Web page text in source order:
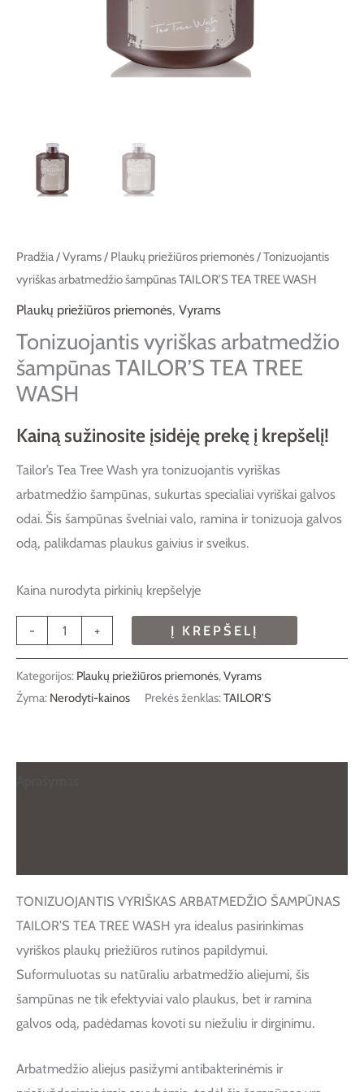
Pradžia/Vyrams/ Plaukų priežiūros priemonės/ Tonizuojantis
vyriškas arbatmedžio šampūnas TAILOR’S TEA TREE WASH
Plaukų priežiūros priemonės, Vyrams
Tonizuojantis vyriškas arbatmedžio
šampūnas TAILOR’S TEA TREE
WASH
Kainą sužinosite įsidėję prekę į krepšelį!
Tailor’s Tea Tree Wash yra tonizuojantis vyriškas
arbatmedžio šampūnas, sukurtas specialiai vyriškai galvos
odai. Šis šampūnas švelniai valo, ramina ir tonizuoja galvos
odą, palikdamas plaukus gaivius ir sveikus.
Kaina nurodyta pirkinių krepšelyje
- + Į KREPŠELĮ
Kategorijos: Plaukų priežiūros priemonės,Vyrams
Žyma: Nerodyti-kainos Prekės ženklas:TAILOR'S
TONIZUOJANTIS VYRIŠKAS ARBATMEDŽIO ŠAMPŪNAS
TAILOR’S TEA TREE WASH yra idealus pasirinkimas
vyriškos plaukų priežiūros rutinos papildymui.
Suformuluotas su natūraliu arbatmedžio aliejumi, šis
šampūnas ne tik efektyviai valo plaukus, bet ir ramina
galvos odą, padėdamas kovoti su niežuliu ir dirginimu.
Arbatmedžio aliejus pasižymi antibakterinėmis ir